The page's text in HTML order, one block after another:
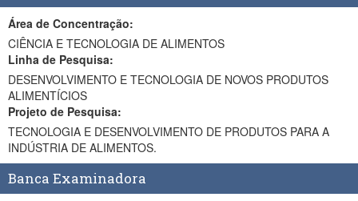
Área de Concentração:
CIÊNCIA E TECNOLOGIA DE ALIMENTOS
Linha de Pesquisa:
DESENVOLVIMENTO E TECNOLOGIA DE NOVOS PRODUTOS
ALIMENTÍCIOS
Projeto de Pesquisa:
TECNOLOGIA E DESENVOLVIMENTO DE PRODUTOS PARA A
INDÚSTRIA DE ALIMENTOS.
Banca Examinadora